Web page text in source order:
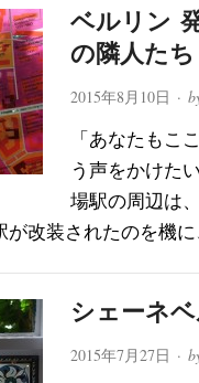
ベルリン
の隣人た
2015年8月10日 ·
「あなたもこ
う声をかけた
場駅の周辺は
が改装されたのを機
シェーネ
2015年7月27日 ·